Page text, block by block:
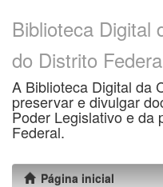
Biblioteca Digital
do Distrito
A Biblioteca Digital da
preservar e divulgar
Poder Legislativo e da
Federal.
Página inicial